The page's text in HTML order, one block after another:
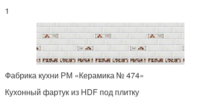
1
Фабрика кухни РМ «Керамика № 474»
Кухонный фартук из HDF под плитку